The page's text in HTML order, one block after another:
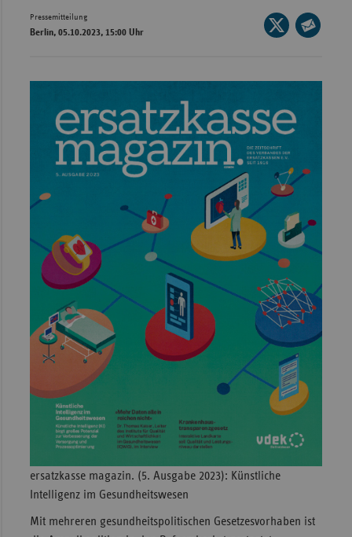
Pressemitteilung
Berlin, 05.10.2023, 15:00 Uhr
Seite
auf
E-
ersatzkasse magazin. (5. Ausgabe 2023): Künstliche
Intelligenz im Gesundheitswesen
Mit mehreren gesundheitspolitischen Gesetzesvorhaben ist